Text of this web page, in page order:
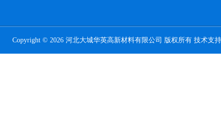
Copyright © 2026 河北大城华英高新材料有限公司 版权所有 技术支